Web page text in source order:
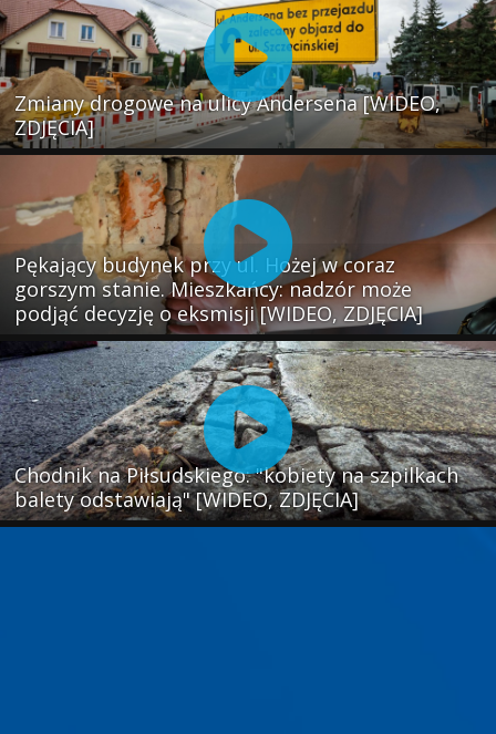
Zmiany drogowe na ulicy Andersena [WIDEO,
ZDJĘCIA]
Pękający budynek przy ul. Hożej w coraz
gorszym stanie. Mieszkańcy: nadzór może
podjąć decyzję o eksmisji [WIDEO, ZDJĘCIA]
Chodnik na Piłsudskiego: "kobiety na szpilkach
balety odstawiają" [WIDEO, ZDJĘCIA]